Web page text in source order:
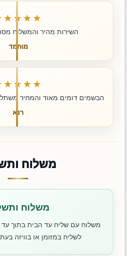
השירות מהיר והמשלוח
מוחמד
הבשמים דומים מאוד והמחיר
רנא
משלוח
משלוח
לשליח במזומן או בוויזה